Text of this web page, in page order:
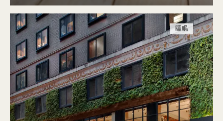
睡眠